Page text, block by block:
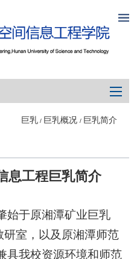
巨乳/ 巨乳概况 / 巨乳简介
息工程巨乳简介
始于原湘潭矿业巨乳
室，以及原湘潭师范
具我校资源环境和师范